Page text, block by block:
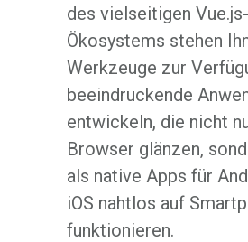
des vielseitigen Vue.js-
Ökosystems stehen
Werkzeuge zur
beeindruckende
entwickeln, die nicht
Browser glänzen,
als native Apps für
iOS nahtlos auf
funktionieren.